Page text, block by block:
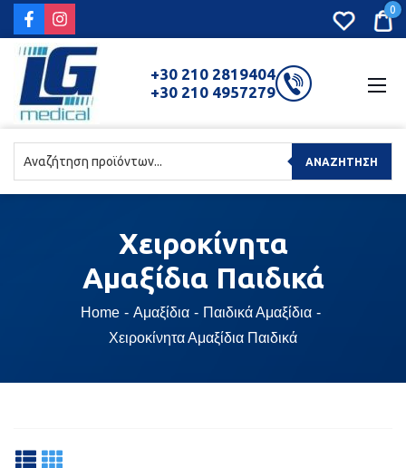
0
+30 210 2819404
+30 210 4957279
ΑΝΑΖΉΤΗΣΗ
Χειροκίνητα
Αμαξίδια Παιδικά
Home Αμαξίδια
Παιδικά Αμαξίδια
Χειροκίνητα Αμαξίδια Παιδικά